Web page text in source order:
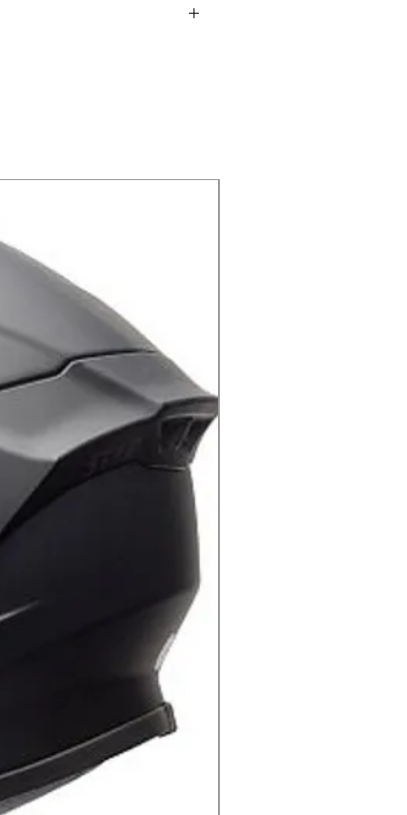
ובנוסף שומרת גם